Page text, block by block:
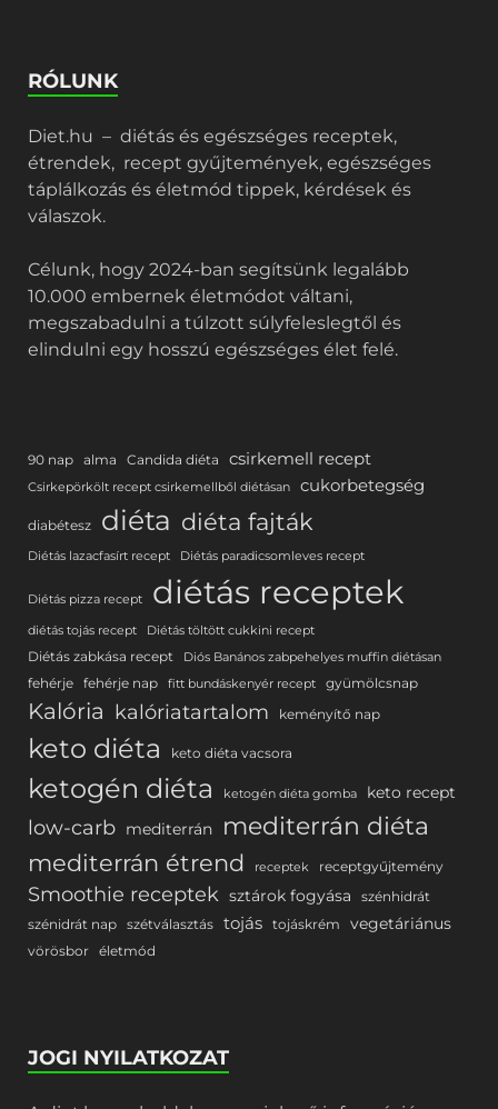
RÓLUNK
Diet.hu – diétás és egészséges receptek,
étrendek, recept gyűjtemények, egészséges
táplálkozás és életmód tippek, kérdések és
válaszok.
Célunk, hogy 2024-ban segítsünk legalább
10.000 embernek életmódot váltani,
megszabadulni a túlzott súlyfeleslegtől és
elindulni egy hosszú egészséges élet felé.
90 nap alma Candida diéta csirkemell recept
Csirkepörkölt recept csirkemellből diétásan cukorbetegség
diabétesz diéta diéta fajták
Diétás lazacfasírt recept Diétás paradicsomleves recept
Diétás pizza recept diétás receptek
diétás tojás recept Diétás töltött cukkini recept
Diétás zabkása recept Diós Banános zabpehelyes muffin diétásan
fehérje fehérje nap fitt bundáskenyér recept gyümölcsnap
Kalória kalóriatartalom keményítő nap
keto diéta keto diéta vacsora
ketogén diéta ketogén diéta gomba keto recept
low-carb mediterrán mediterrán diéta
mediterrán étrend receptek receptgyűjtemény
Smoothie receptek sztárok fogyása
szénhidrát
szénidrát nap szétválasztás tojás tojáskrém vegetáriánus
vörösbor életmód
JOGI NYILATKOZAT